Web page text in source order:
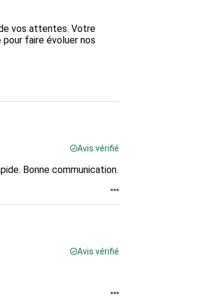
vos attentes. Votre
faire évoluer nos
Avis vérifié
Bonne communication.
Avis vérifié